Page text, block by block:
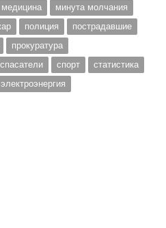
медицина
минута молчания
полиция
пострадавшие
прокуратура
спасатели спорт
статистика
электроэнергия